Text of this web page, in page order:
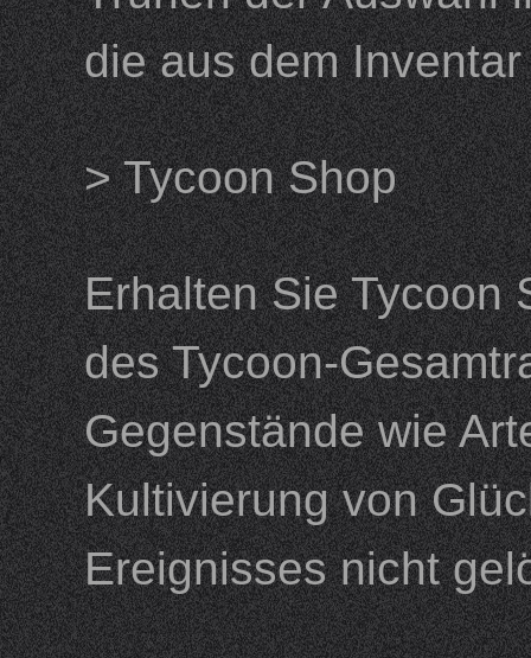
die aus dem
> Tycoon Shop
Erhalten Sie Tycoon
des Tycoon-
Gegenstände wie
Kultivierung von
Ereignisses nicht